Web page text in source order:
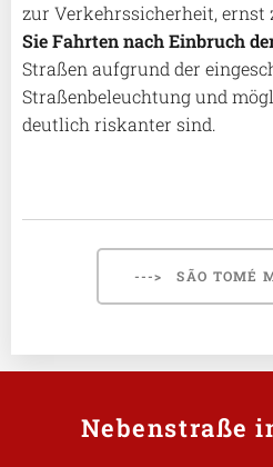
zur Verkehrssicherheit, ernst
Sie Fahrten nach Einbruch
Straßen aufgrund der
Straßenbeleuchtung und
deutlich riskanter sind.
---> SÃO TOMÉ
Nebenstraße